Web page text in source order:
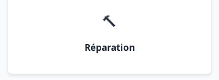
🔨
Réparation